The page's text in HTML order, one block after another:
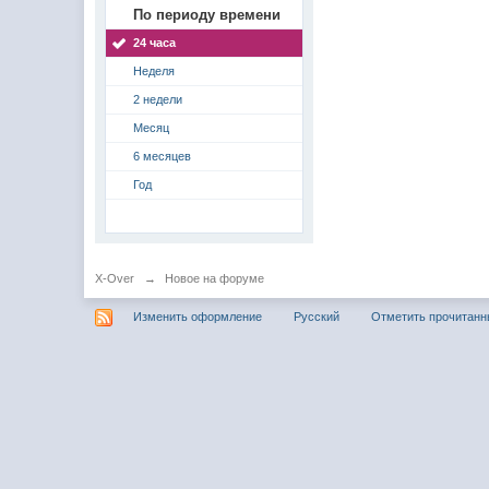
По периоду времени
24 часа
Неделя
2 недели
Месяц
6 месяцев
Год
X-Over → Новое на форуме
Изменить оформление Русский Отметить